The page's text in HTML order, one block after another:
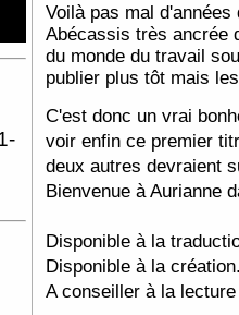
Voilà pas mal
Abécassis très ancrée
du monde du travail
publier plus tôt mais
C'est donc un vrai
voir enfin ce premier
deux autres devraient
Bienvenue à Aurianne
Disponible à la
Disponible à la
A conseiller à la